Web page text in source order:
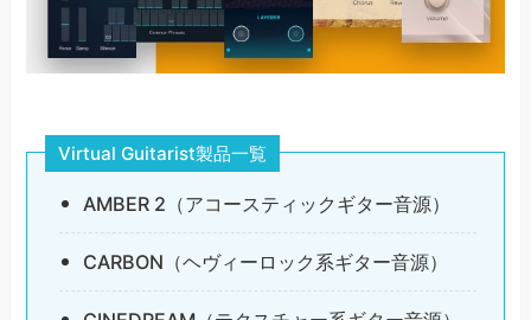
Virtual Guitarist製品一覧
AMBER 2（アコースティックギター音源）
CARBON（ヘヴィーロック系ギター音源）